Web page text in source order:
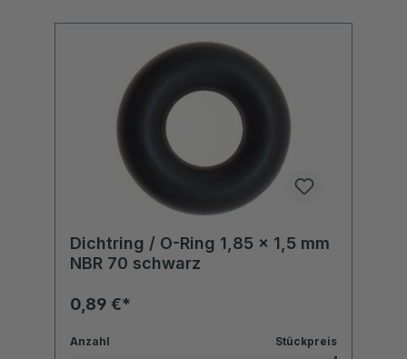
Dichtring / O-Ring 1,85 x 1,5 mm
NBR 70 schwarz
0,89 €*
Anzahl
Stückpreis